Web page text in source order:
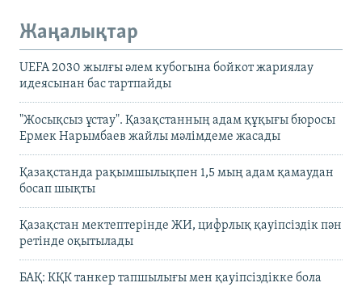
Жаңалықтар
UEFA 2030 жылғы әлем кубогына бойкот жариялау
идеясынан бас тартпайды
"Жосықсыз ұстау". Қазақстанның адам құқығы бюросы
Ермек Нарымбаев жайлы мәлімдеме жасады
Қазақстанда рақымшылықпен 1,5 мың адам қамаудан
босап шықты
Қазақстан мектептерінде ЖИ, цифрлық қауіпсіздік пән
ретінде оқытылады
БАҚ: КҚК танкер тапшылығы мен қауіпсіздікке бола